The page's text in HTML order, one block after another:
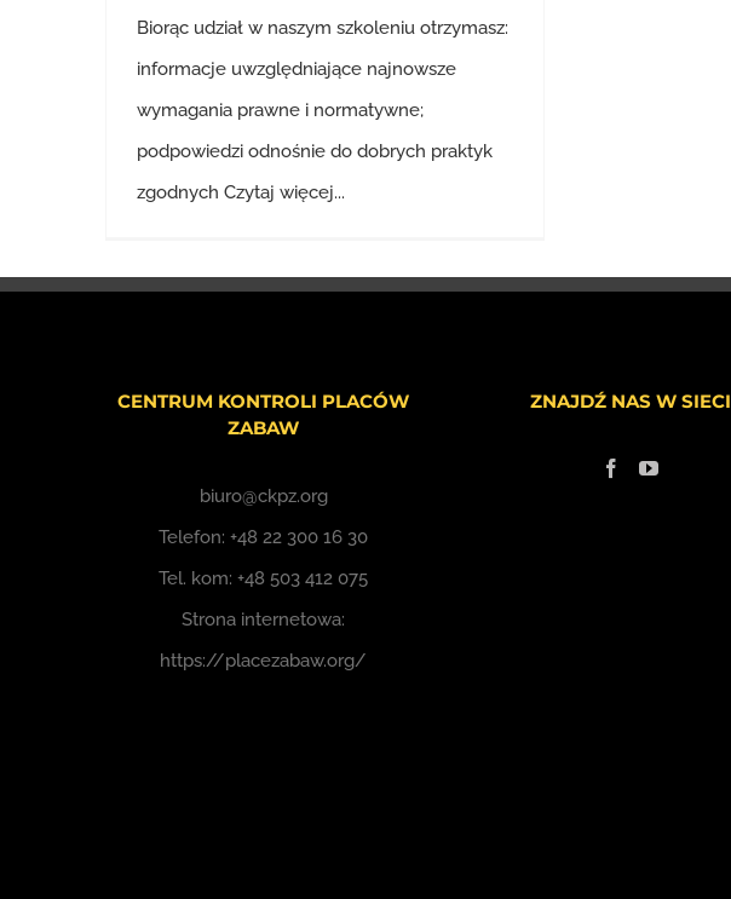
Biorąc udział w naszym szkoleniu otrzymasz:
informacje uwzględniające najnowsze
wymagania prawne i normatywne;
podpowiedzi odnośnie do dobrych praktyk
zgodnych Czytaj więcej...
CENTRUM KONTROLI PLACÓW
ZABAW
biuro@ckpz.org
Telefon:+48 22 300 16 30
Tel. kom:+48 503 412 075
Strona internetowa:
https://placezabaw.org/
ZNAJDŹ NAS W SIECI